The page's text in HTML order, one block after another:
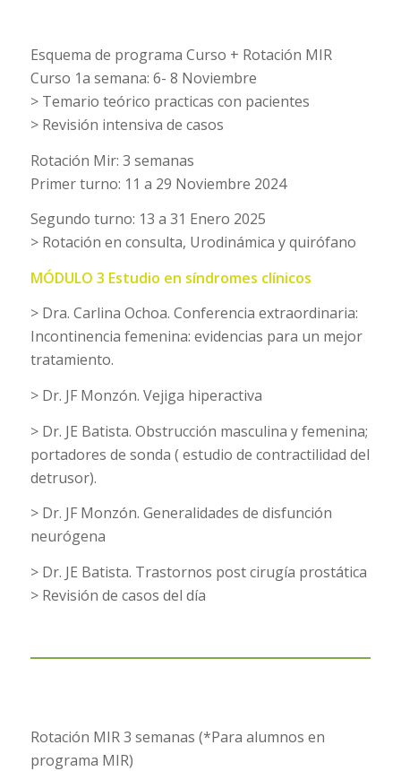
Esquema de programa Curso + Rotación MIR
Curso 1a semana: 6- 8 Noviembre
> Temario teórico practicas con pacientes
> Revisión intensiva de casos
Rotación Mir: 3 semanas
Primer turno: 11 a 29 Noviembre 2024
Segundo turno: 13 a 31 Enero 2025
> Rotación en consulta, Urodinámica y quirófano
MÓDULO 3 Estudio en síndromes clínicos
> Dra. Carlina Ochoa. Conferencia extraordinaria:
Incontinencia femenina: evidencias para un mejor
tratamiento.
> Dr. JF Monzón. Vejiga hiperactiva
> Dr. JE Batista. Obstrucción masculina y femenina;
portadores de sonda ( estudio de contractilidad del
detrusor).
> Dr. JF Monzón. Generalidades de disfunción
neurógena
> Dr. JE Batista. Trastornos post cirugía prostática
> Revisión de casos del día
Rotación MIR 3 semanas (*Para alumnos en
programa MIR)